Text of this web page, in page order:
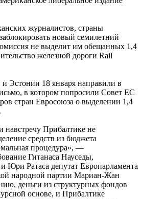
журналистов, страны
новый семилетний
не выделит им обещанных 1,4
железной дороги Rail
Эстонии 18 января направили в
в котором попросили Совет ЕС
стран Евросоюза о выделении 1,4
навстречу Прибалтике не
средств из бюджета
процедура», —
Гитанаса Науседы,
Юри Ратаса депутат Европарламента
народной партии Мариан-Жан
деньги из структурных фондов
основе, и Прибалтике